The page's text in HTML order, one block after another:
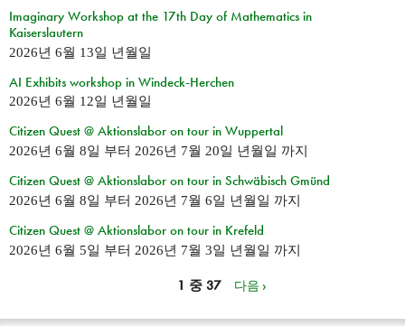
Imaginary Workshop at the 17th Day of Mathematics in
Kaiserslautern
2026년 6월 13일 년월일
AI Exhibits workshop in Windeck-Herchen
2026년 6월 12일 년월일
Citizen Quest @ Aktionslabor on tour in Wuppertal
2026년 6월 8일 부터 2026년 7월 20일 년월일 까지
Citizen Quest @ Aktionslabor on tour in Schwäbisch Gmünd
2026년 6월 8일 부터 2026년 7월 6일 년월일 까지
Citizen Quest @ Aktionslabor on tour in Krefeld
2026년 6월 5일 부터 2026년 7월 3일 년월일 까지
1 중 37 다음 ›